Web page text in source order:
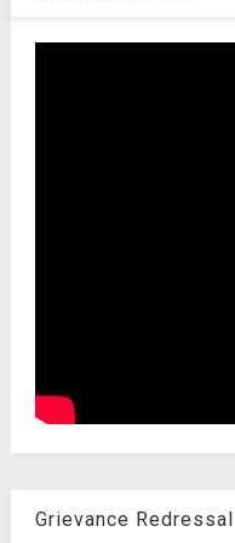
Grievance Redressal